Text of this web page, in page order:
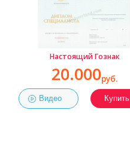
Настоящий Гознак
20.000руб.
Видео Купить